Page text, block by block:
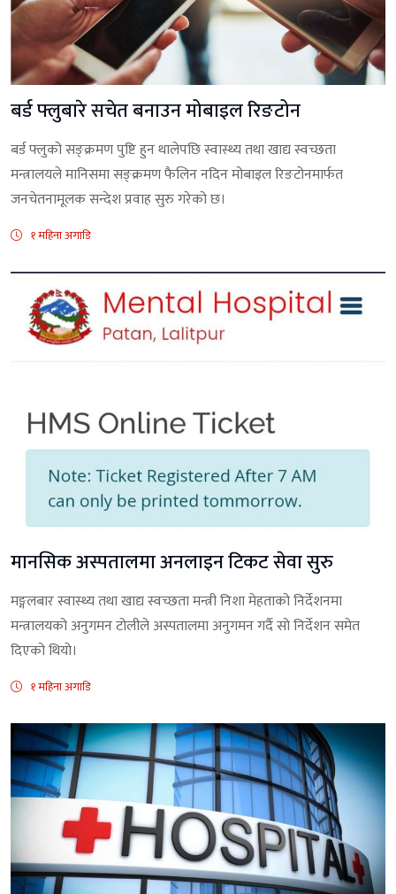
बर्ड फ्लुबारे सचेत बनाउन मोबाइल रिङटोन
बर्ड फ्लुको सङ्क्रमण पुष्टि हुन थालेपछि स्वास्थ्य तथा खाद्य स्वच्छता
मन्त्रालयले मानिसमा सङ्क्रमण फैलिन नदिन मोबाइल रिङटोनमार्फत
जनचेतनामूलक सन्देश प्रवाह सुरु गरेको छ।
१ महिना अगाडि
मानसिक अस्पतालमा अनलाइन टिकट सेवा सुरु
मङ्गलबार स्वास्थ्य तथा खाद्य स्वच्छता मन्त्री निशा मेहताको निर्देशनमा
मन्त्रालयको अनुगमन टोलीले अस्पतालमा अनुगमन गर्दै सो निर्देशन समेत
दिएको थियो।
१ महिना अगाडि